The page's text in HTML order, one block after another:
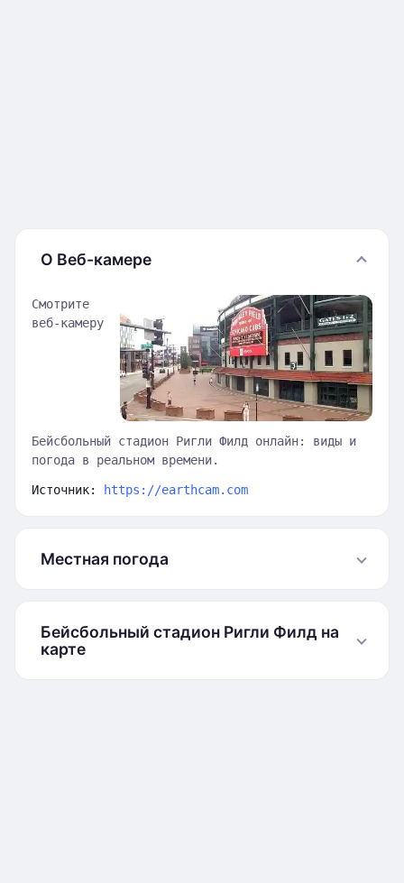
О Веб-камере
Смотрите
веб-камеру
Бейсбольный стадион Ригли Филд онлайн: виды и
погода в реальном времени.
Источник: https://earthcam.com
Местная погода
Бейсбольный стадион Ригли Филд на
карте